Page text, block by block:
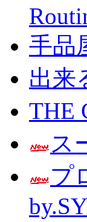
手品
出来
THE
ス
プ